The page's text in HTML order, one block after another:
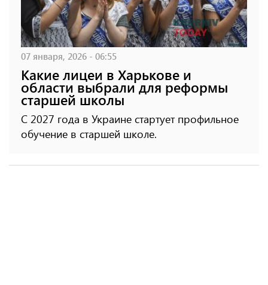
07 января, 2026 - 06:55
Какие лицеи в Харькове и
области выбрали для реформы
старшей школы
С 2027 года в Украине стартует профильное
обучение в старшей школе.